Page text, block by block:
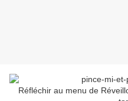
Réfléchir au menu de